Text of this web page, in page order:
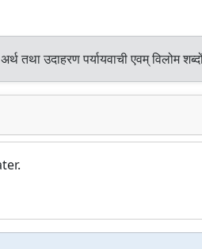
तथा उदाहरण पर्यायवाची एवम् विलोम